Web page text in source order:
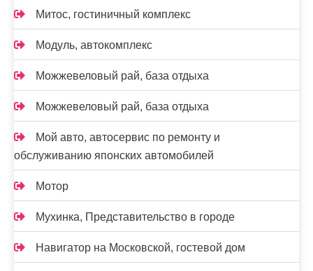
Митос, гостиничный комплекс
Модуль, автокомплекс
Можжевеловый рай, база отдыха
Можжевеловый рай, база отдыха
Мой авто, автосервис по ремонту и
обслуживанию японских автомобилей
Мотор
Мухинка, Представительство в городе
Навигатор на Московской, гостевой дом